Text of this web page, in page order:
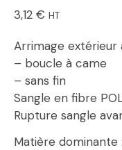
3,12 € HT
Arrimage extérieur
– boucle à came
– sans fin
Sangle en fibre
Rupture sangle
Matière dominante